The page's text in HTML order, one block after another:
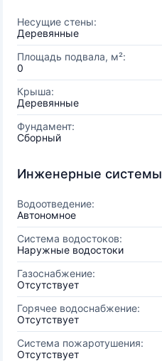
Несущие стены:
Деревянные
Площадь подвала, м²:
0
Крыша:
Деревянные
Фундамент:
Сборный
Инженерные системы
Водоотведение:
Автономное
Система водостоков:
Наружные водостоки
Газоснабжение:
Отсутствует
Горячее водоснабжение:
Отсутствует
Система пожаротушения:
Отсутствует